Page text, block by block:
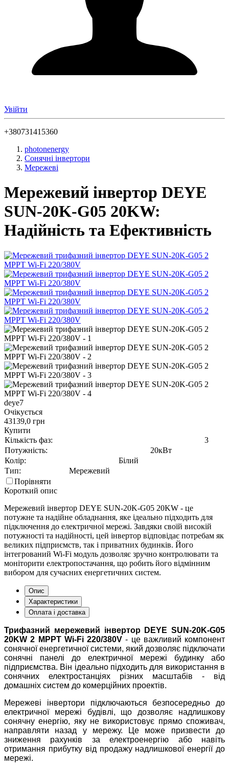
Увійти
+380731415360
photonenergy
Сонячні інвертори
Мережеві
Мережевий інвертор DEYE
SUN-20K-G05 20KW:
Надійність та Ефективність
deye7
Очікується
43139,0 грн
Купити
Кількість фаз:
3
Потужність:
20кВт
Колір:
Білий
Тип:
Мережевий
Порівняти
Короткий опис
Мережевий інвертор DEYE SUN-20K-G05 20KW - це
потужне та надійне обладнання, яке ідеально підходить для
підключення до електричної мережі. Завдяки своїй високій
потужності та надійності, цей інвертор відповідає потребам як
великих підприємств, так і приватних будинків. Його
інтегрований Wi-Fi модуль дозволяє зручно контролювати та
моніторити електропостачання, що робить його відмінним
вибором для сучасних енергетичних систем.
Опис
Характеристики
Оплата і доставка
Трифазний мережевий інвертор DEYE SUN-20K-G05
20KW 2 MPPT Wi-Fi 220/380V- це важливий компонент
сонячної енергетичної системи, який дозволяє підключати
сонячні панелі до електричної мережі будинку або
підприємства. Він ідеально підходить для використання в
сонячних електростанціях різних масштабів - від
домашніх систем до комерційних проектів.
Мережеві інвертори підключаються безпосередньо до
електричної мережі будівлі, що дозволяє надлишкову
сонячну енергію, яку не використовує прямо споживач,
направляти назад у мережу. Це може призвести до
зниження рахунків за електроенергію або навіть
отримання прибутку від продажу надлишкової енергії до
мережі.